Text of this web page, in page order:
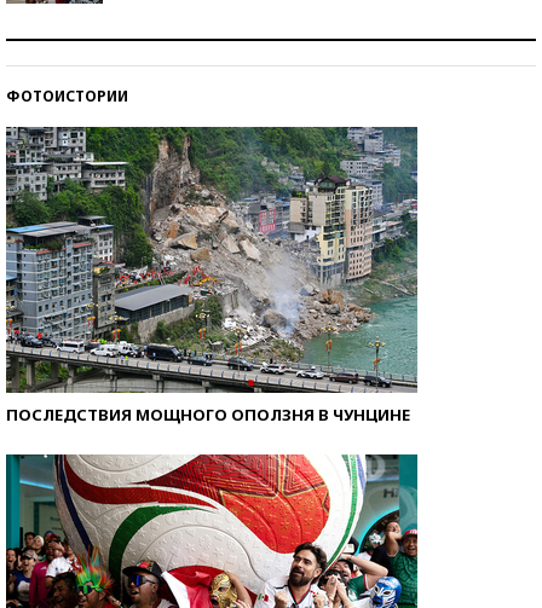
ФОТОИСТОРИИ
ПОСЛЕДСТВИЯ МОЩНОГО ОПОЛЗНЯ В ЧУНЦИНЕ